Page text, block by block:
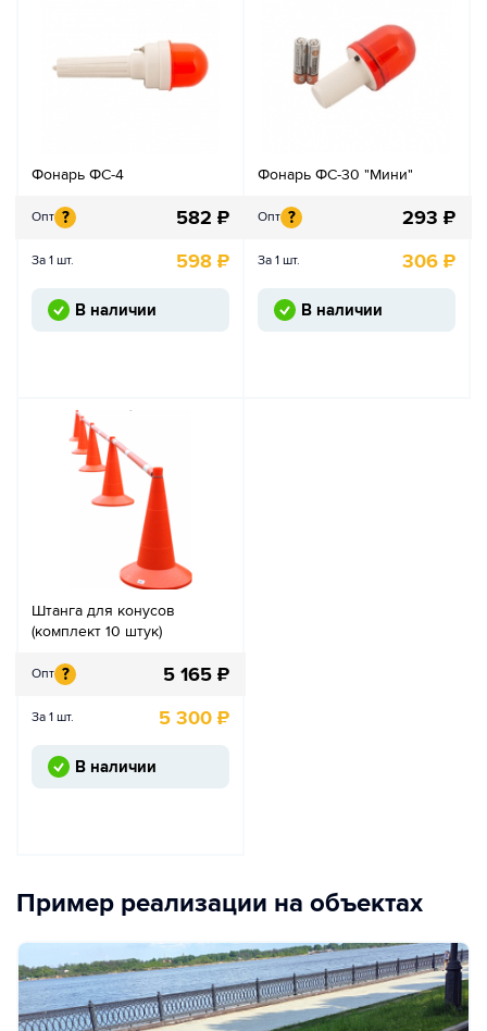
Фонарь ФС-4
Опт ? 582 ₽
За 1 шт. 598 ₽
В наличии
Фонарь ФС-30 "Мини"
Опт ? 293 ₽
За 1 шт. 306 ₽
В наличии
Штанга для конусов
(комплект 10 штук)
Опт ? 5 165 ₽
За 1 шт. 5 300 ₽
В наличии
Пример реализации на объектах